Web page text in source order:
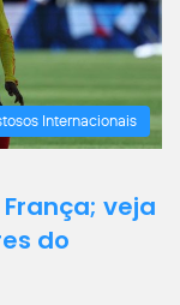
Internacionais
veja
do